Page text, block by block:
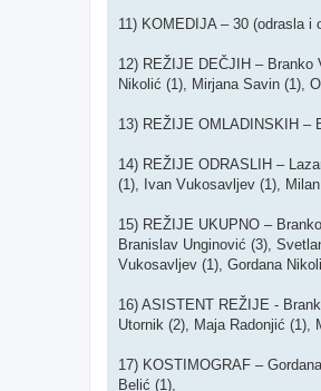
11) KOMEDIJA – 30 (odrasla i
12) REŽIJE DEČJIH – Branko
Nikolić (1), Mirjana Savin (1),
13) REŽIJE OMLADINSKIH –
14) REŽIJE ODRASLIH –
(1), Ivan Vukosavljev (1),
15) REŽIJE UKUPNO –
Branislav Unginović (3),
Vukosavljev (1), Gordana
16) ASISTENT REŽIJE -
Utornik (2), Maja Radonjić (1),
17) KOSTIMOGRAF –
Belić (1),